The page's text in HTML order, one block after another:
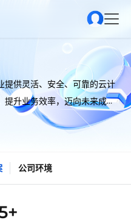
提供灵活、安全、可靠的云计
提升业务效率，迈向未来成
公司环境